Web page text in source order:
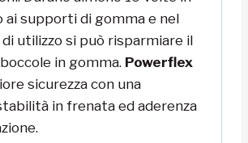
supporti di gomma e nel
utilizzo si può risparmiare il
in gomma. Powerflex
sicurezza con una
in frenata ed aderenza